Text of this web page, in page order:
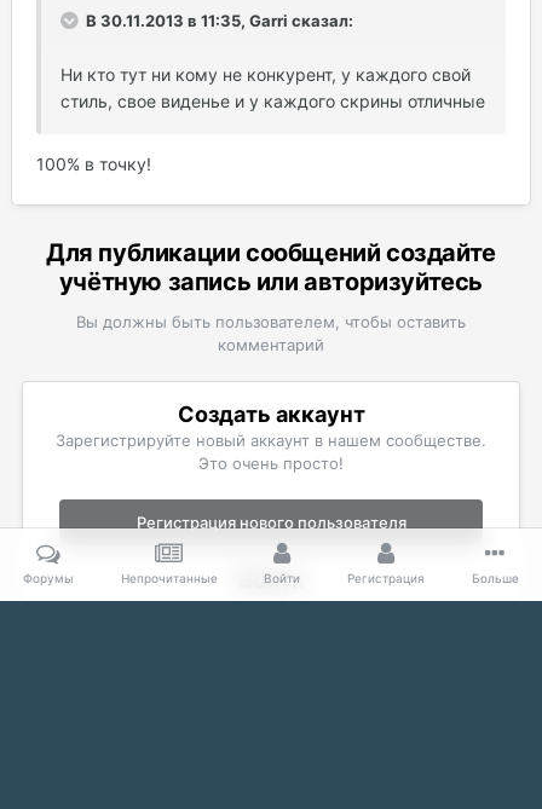
В 30.11.2013 в 11:35, Garri сказал:
Ни кто тут ни кому не конкурент, у каждого свой
стиль, свое виденье и у каждого скрины отличные
100% в точку!
Для публикации сообщений создайте
учётную запись или авторизуйтесь
Вы должны быть пользователем, чтобы оставить
комментарий
Создать аккаунт
Зарегистрируйте новый аккаунт в нашем сообществе.
Это очень просто!
Регистрация нового пользователя
Войти
Уже есть аккаунт? Войти в систему.
Форумы Непрочитанные Войти Регистрация Больше